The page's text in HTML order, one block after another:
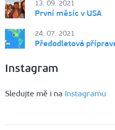
13. 09. 2021
První měsíc v USA
24. 07. 2021
Předodletová
Instagram
Sledujte mě i na Instagramu